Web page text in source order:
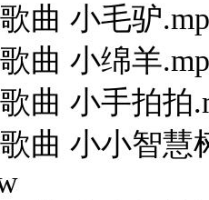
曲 小毛驴
曲 小绵羊
曲 小手拍拍
曲 小小智慧